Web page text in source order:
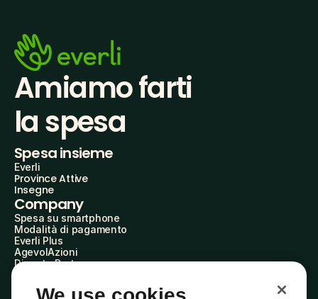
Amiamo farti
la spesa
Spesa insieme
Everli
Province Attive
Insegne
Company
Spesa su smartphone
Modalità di pagamento
Everli Plus
AgevolAzioni
Diventa Partner
Everli Shoppers